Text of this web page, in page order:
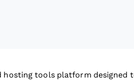
hosting tools platform designed